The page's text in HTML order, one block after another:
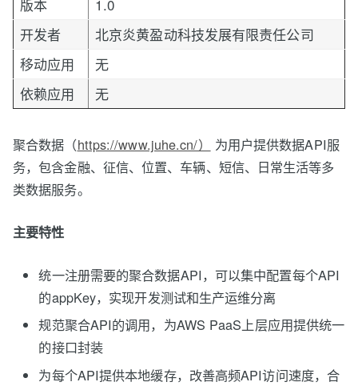
版本
1.0
开发者
北京炎黄盈动科技发展有限责任公司
移动应用
无
依赖应用
无
聚合数据（https://www.juhe.cn/）
为用户提供数据API服
务，包含金融、征信、位置、车辆、短信、日常生活等多
类数据服务。
主要特性
统一注册需要的聚合数据API，可以集中配置每个API
的appKey，实现开发测试和生产运维分离
规范聚合API的调用，为AWS PaaS上层应用提供统一
的接口封装
为每个API提供本地缓存，改善高频API访问速度，合